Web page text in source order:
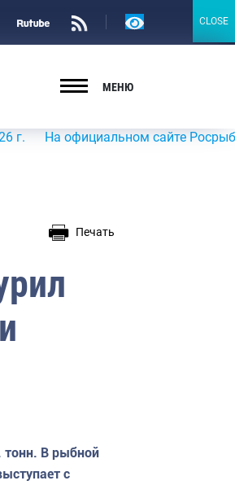
Версия
МЕНЮ
официальном сайте
Печать
тонн. В рыбной
с
CLOSE
CLOSE